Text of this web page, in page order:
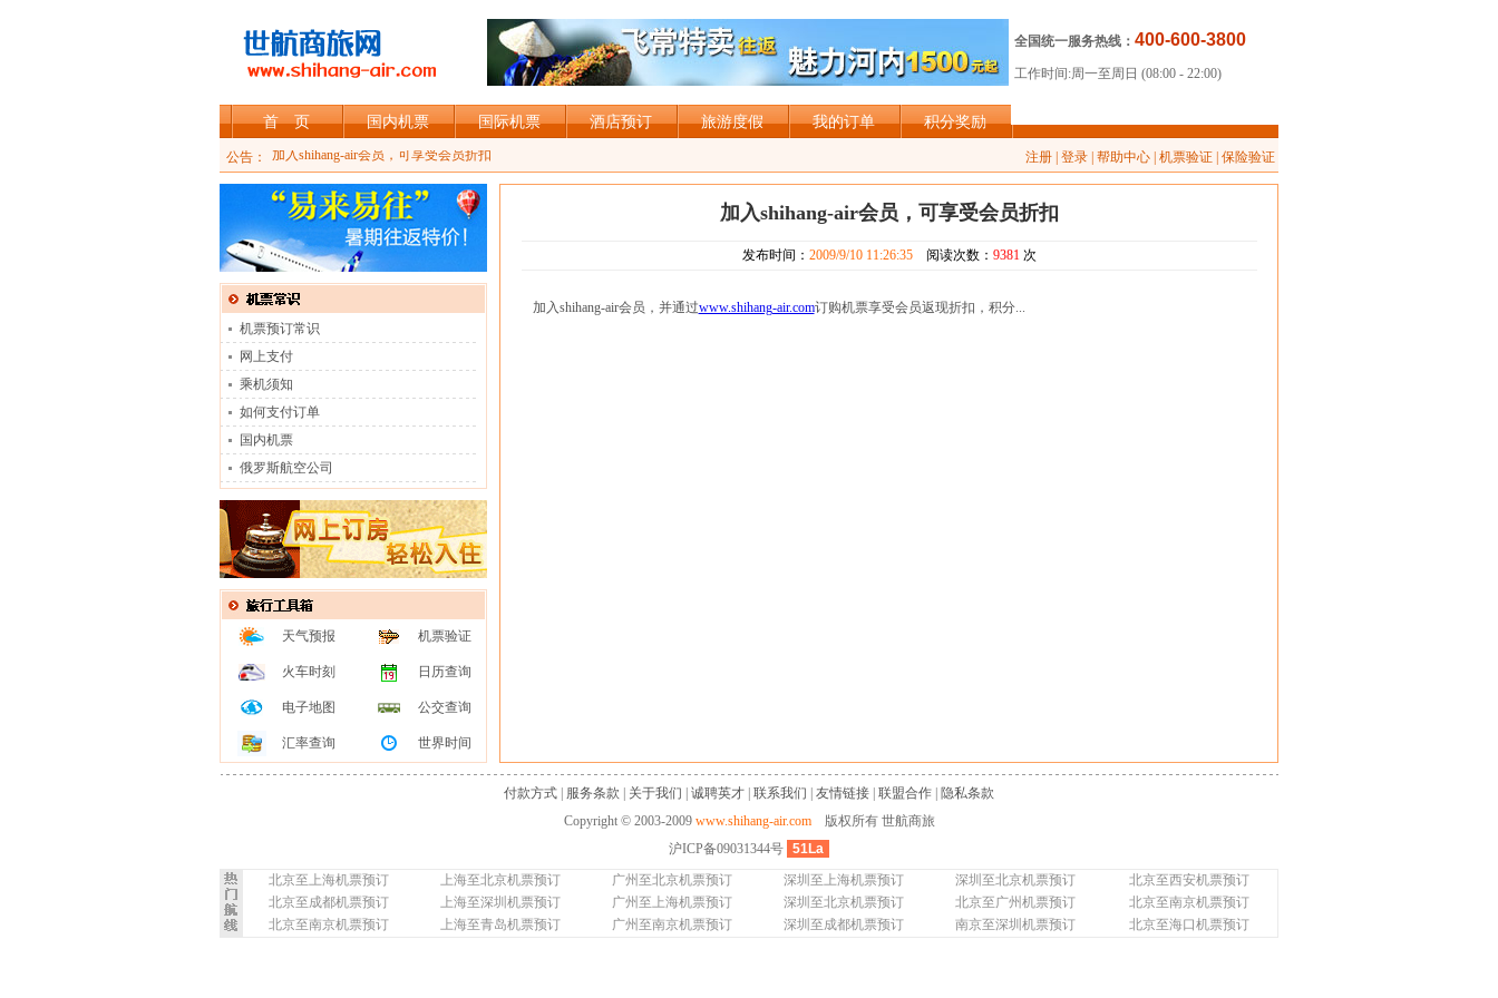
全国统一服务热线： 400-600-3800
工作时间:周一至周日 (08:00 - 22:00)
首 页 国内机票 国际机票 酒店预订 旅游度假 我的订单 积分奖励
公告：
undefined
加入shihang-air会员，可享受会员折扣
注册 登录 帮助中心 机票验证 保险验证
机票预订常识
网上支付
乘机须知
如何支付订单
国内机票
俄罗斯航空公司
天气预报 机票验证
火车时刻 日历查询
电子地图 公交查询
汇率查询 世界时间
加入shihang-air会员，可享受会员折扣
发布时间： 2009/9/10 11:26:35阅读次数： 9381次
加入shihang-air会员，并通过www.shihang-air.com订购机票享受会员返现折扣，积分...
付款方式 服务条款 关于我们 诚聘英才 联系我们 友情链接 联盟合作
隐私条款
Copyright © 2003-2009 www.shihang-air.com版权所有 世航商旅
沪ICP备09031344号 51La
北京至上海机票预订
上海至北京机票预订 广州至北京机票预订 深圳至上海机票预订 深圳至北京机票预订
北京至西安机票预订
北京至成都机票预订
上海至深圳机票预订 广州至上海机票预订 深圳至北京机票预订 北京至广州机票预订
北京至南京机票预订
北京至南京机票预订
上海至青岛机票预订 广州至南京机票预订 深圳至成都机票预订 南京至深圳机票预订 北京至海口机票预订